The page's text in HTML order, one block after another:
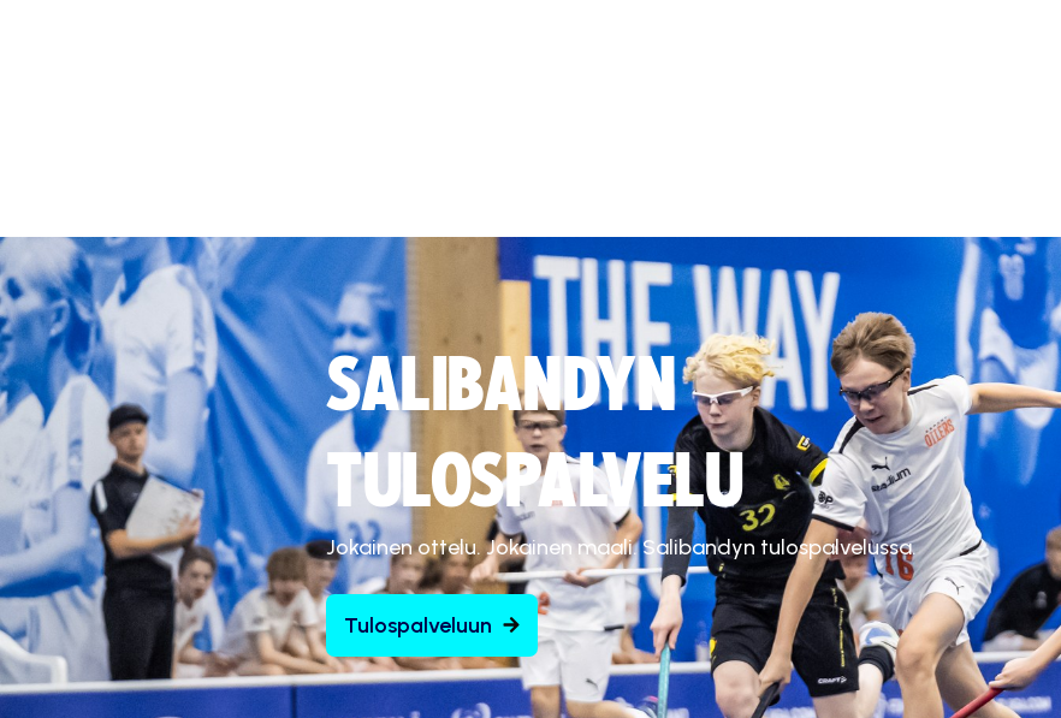
SALIBANDYN
TULOSPALVELU
Jokainen ottelu. Jokainen maali. Salibandyn tulospalvelussa.
Tulospalveluun